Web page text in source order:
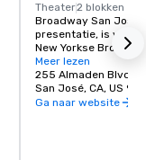
Theater2 blokken
Broadway San Jose,
presentatie, is waar
New Yorkse
vindt. Of je nu hier
bezoekt, Broadway
shows die je wilt
Meer lezen
255 Almaden Blvd
San José, CA, US
Ga naar website